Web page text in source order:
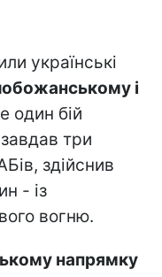
українські
і
один бій
три
здійснив
- із
вогню.
напрямку